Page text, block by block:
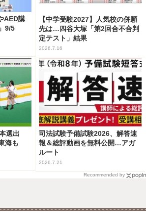
AED講
9/5
【中学受験2027】人気校の併願
先は…四谷大塚「第2回合不合判
定テスト」結果
2026.7.16
選出
海も
司法試験予備試験2026、解答速
報＆総評動画を無料公開…アガ
ルート
2026.7.21
Recommended by